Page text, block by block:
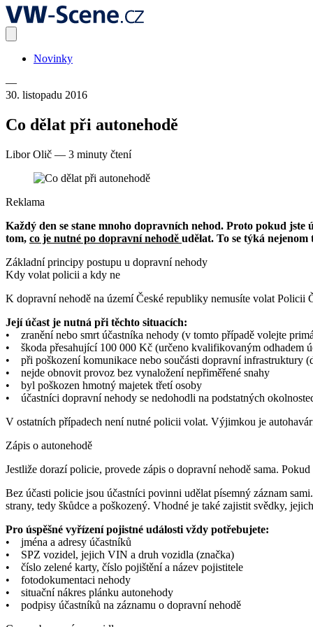
Novinky
—
30. listopadu 2016
Co dělat při autonehodě
Libor Olič — 3 minuty čtení
Reklama
Každý den se stane mnoho dopravních nehod. Proto pokud
tom, co je nutné po dopravní nehodě udělat. To se týká
Základní principy postupu u dopravní nehody
Kdy volat policii a kdy ne
K dopravní nehodě na území České republiky nemusíte volat Policii
Její účast je nutná při těchto situacích:
• zranění nebo smrt účastníka nehody (v tomto případě volejte
• škoda přesahující 100 000 Kč (určeno kvalifikovaným odhadem
• při poškození komunikace nebo součásti dopravní infrastruktury
• nejde obnovit provoz bez vynaložení nepřiměřené snahy
• byl poškozen hmotný majetek třetí osoby
• účastníci dopravní nehody se nedohodli na podstatných
V ostatních případech není nutné policii volat. Výjimkou je
Zápis o autonehodě
Jestliže dorazí policie, provede zápis o dopravní nehodě sama.
Bez účasti policie jsou účastníci povinni udělat písemný záznam
strany, tedy škůdce a poškozený. Vhodné je také zajistit svědky,
Pro úspěšné vyřízení pojistné události vždy potřebujete:
• jména a adresy účastníků
• SPZ vozidel, jejich VIN a druh vozidla (značka)
• číslo zelené karty, číslo pojištění a název pojistitele
• fotodokumentaci nehody
• situační nákres plánku autonehody
• podpisy účastníků na záznamu o dopravní nehodě